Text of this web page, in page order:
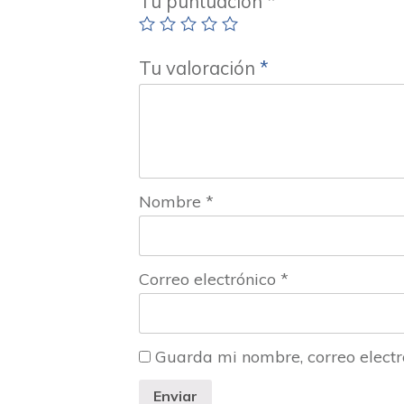
Tu valoración *
Nombre *
Correo electrónico *
Guarda mi nombre, correo
Enviar